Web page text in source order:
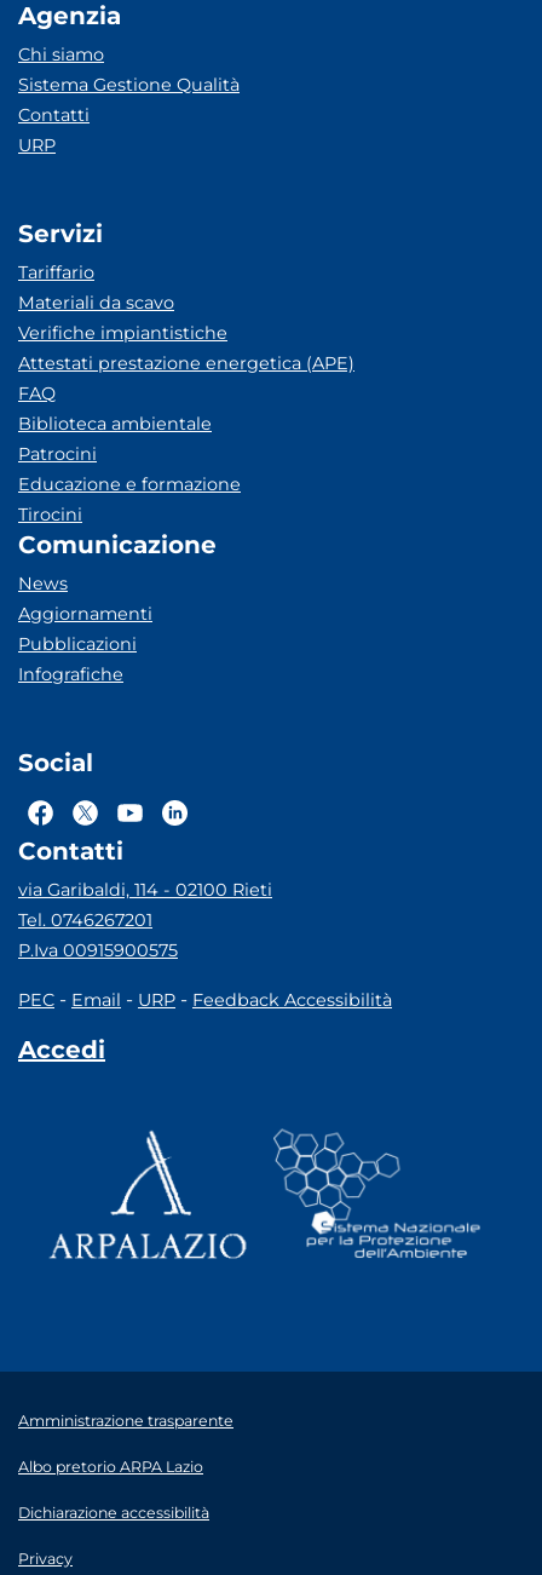
Agenzia
Chi siamo
Sistema Gestione Qualità
Contatti
URP
Servizi
Tariffario
Materiali da scavo
Verifiche impiantistiche
Attestati prestazione energetica (APE)
FAQ
Biblioteca ambientale
Patrocini
Educazione e formazione
Tirocini
Comunicazione
News
Aggiornamenti
Pubblicazioni
Infografiche
Social
Contatti
via Garibaldi, 114 - 02100 Rieti
Tel. 0746267201
P.Iva 00915900575
PEC - Email - URP - Feedback Accessibilità
Accedi
Amministrazione trasparente
Albo pretorio ARPA Lazio
Dichiarazione accessibilità
Privacy